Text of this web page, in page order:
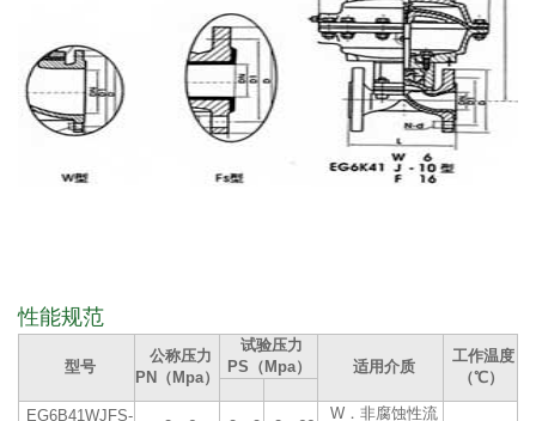
性能规范
型号
公称压力
PN（Mpa）
试验压力
PS（Mpa）
适用介质
工作温度
（℃）
EG6B41WJFS-
W．非腐蚀性流